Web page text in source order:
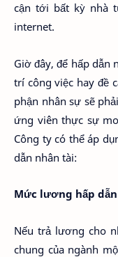
cận tới bất kỳ nhà
internet.
Giờ đây, để hấp dẫn
trí công việc hay đề
phận nhân sự sẽ
ứng viên thực sự
Công ty có thể áp
dẫn nhân tài:
Mức lương hấp dẫn
Nếu trả lương cho
chung của ngành